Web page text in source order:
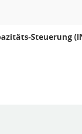
Steuerung